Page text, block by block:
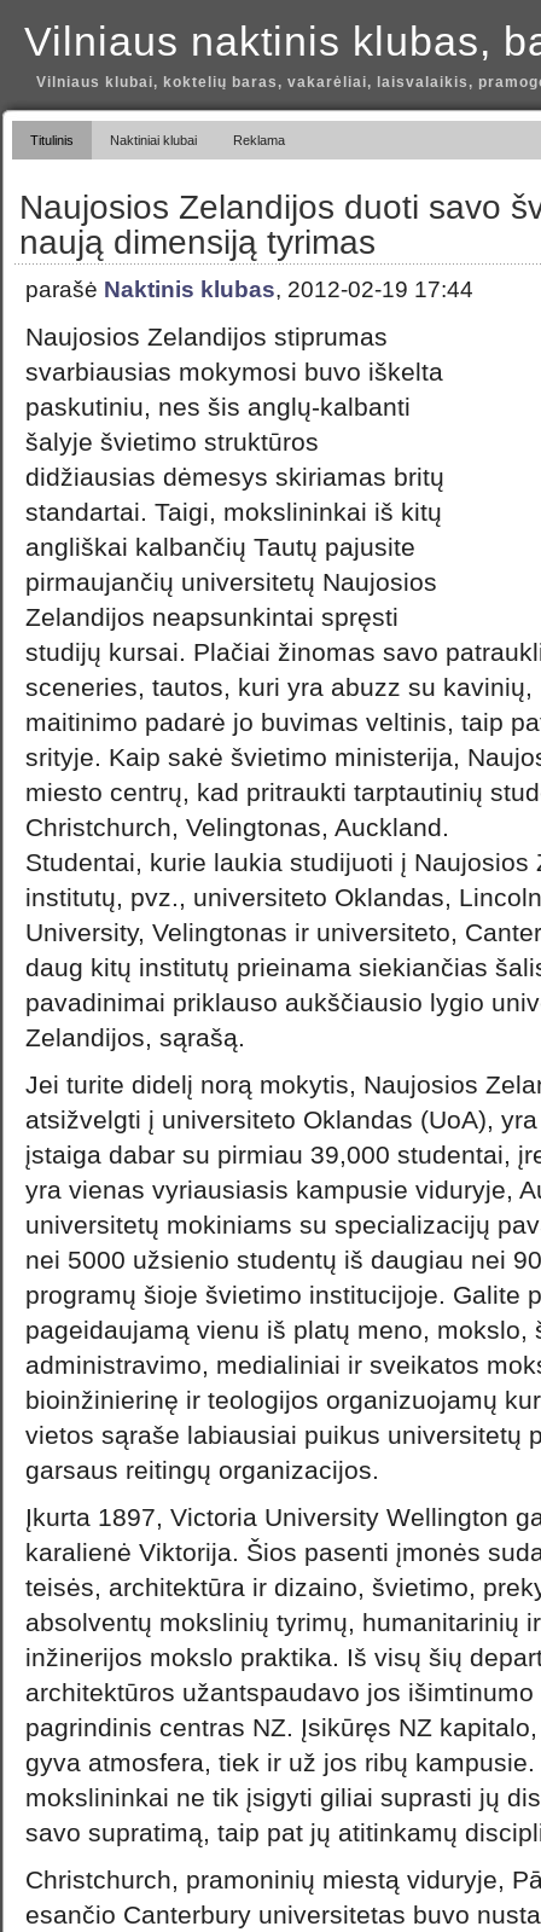
Vilniaus naktinis klubas,
Vilniaus klubai, koktelių baras, vakarėliai, laisvalaikis,
Titulinis Naktiniai klubai Reklama
Naujosios Zelandijos duoti savo
naują dimensiją tyrimas
parašė Naktinis klubas, 2012-02-19 17:44
Naujosios Zelandijos stiprumas
svarbiausias mokymosi buvo iškelta
paskutiniu, nes šis anglų-kalbanti
šalyje švietimo struktūros
didžiausias dėmesys skiriamas britų
standartai. Taigi, mokslininkai iš kitų
angliškai kalbančių Tautų pajusite
pirmaujančių universitetų Naujosios
Zelandijos neapsunkintai spręsti
studijų kursai. Plačiai žinomas savo
sceneries, tautos, kuri yra abuzz su
maitinimo padarė jo buvimas veltinis, taip
srityje. Kaip sakė švietimo ministerija,
miesto centrų, kad pritraukti tarptautinių
Christchurch, Velingtonas, Auckland.
Studentai, kurie laukia studijuoti į Naujosios
institutų, pvz., universiteto Oklandas,
University, Velingtonas ir universiteto,
daug kitų institutų prieinama siekiančias
pavadinimai priklauso aukščiausio lygio
Zelandijos, sąrašą.
Jei turite didelį norą mokytis, Naujosios
atsižvelgti į universiteto Oklandas (UoA),
įstaiga dabar su pirmiau 39,000 studentai,
yra vienas vyriausiasis kampusie viduryje,
universitetų mokiniams su specializacijų
nei 5000 užsienio studentų iš daugiau nei
programų šioje švietimo institucijoje. Galite
pageidaujamą vienu iš platų meno, mokslo,
administravimo, medialiniai ir sveikatos
bioinžinierinę ir teologijos organizuojamų
vietos sąraše labiausiai puikus universitetų
garsaus reitingų organizacijos.
Įkurta 1897, Victoria University Wellington
karalienė Viktorija. Šios pasenti įmonės
teisės, architektūra ir dizaino, švietimo,
absolventų mokslinių tyrimų, humanitarinių
inžinerijos mokslo praktika. Iš visų šių
architektūros užantspaudavo jos
pagrindinis centras NZ. Įsikūręs NZ
gyva atmosfera, tiek ir už jos ribų
mokslininkai ne tik įsigyti giliai suprasti jų
savo supratimą, taip pat jų atitinkamų
Christchurch, pramoninių miestą viduryje,
esančio Canterbury universitetas buvo